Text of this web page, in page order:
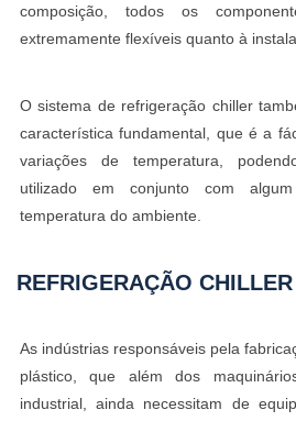
composição, todos os
extremamente flexíveis quanto à
O sistema de refrigeração chiller
característica fundamental, que é a
variações de temperatura,
utilizado em conjunto com
temperatura do ambiente.
REFRIGERAÇÃO CHILLER
As indústrias responsáveis pela
plástico, que além dos
industrial, ainda necessitam de